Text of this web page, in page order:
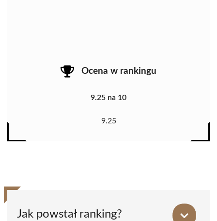
Ocena w rankingu
9.25 na 10
9.25
Jak powstał ranking?